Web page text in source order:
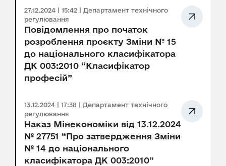
27.12.2024 | 15:42 | Департамент технічного
регулювання
Повідомлення про початок
розроблення проєкту Зміни № 15
до національного класифікатора
ДК 003:2010 “Класифікатор
професій”
13.12.2024 | 17:38 | Департамент технічного
регулювання
Наказ Мінекономіки від 13.12.2024
№ 27751 “Про затвердження Зміни
№ 14 до національного
класифікатора ДК 003:2010”